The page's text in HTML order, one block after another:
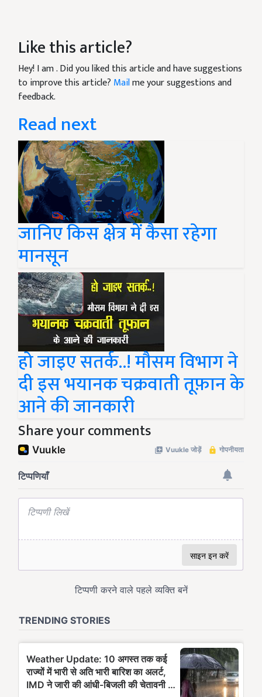
Like this article?
Hey! I am. Did you liked this article and have suggestions
to improve this article? Mailme your suggestions and
feedback.
Read next
जानिए किस क्षेत्र में कैसा रहेगा
मानसून
हो जाइए सतर्क..! मौसम विभाग ने
दी इस भयानक चक्रवाती तूफ़ान के
आने की जानकारी
Share your comments